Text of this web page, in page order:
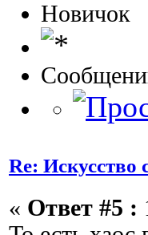
Новичок
Re: Искусство
« Ответ #5 :